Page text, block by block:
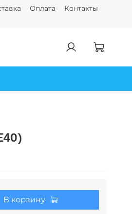
Оплата Контакты
В корзину